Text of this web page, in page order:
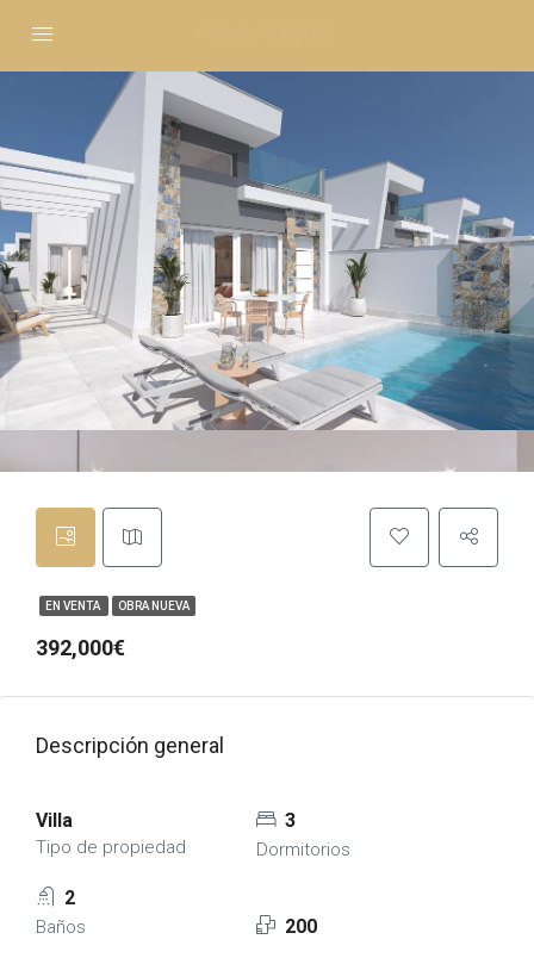
EN VENTA OBRA NUEVA
392,000€
Descripción general
Villa
Tipo de propiedad
3
Dormitorios
2
Baños 200